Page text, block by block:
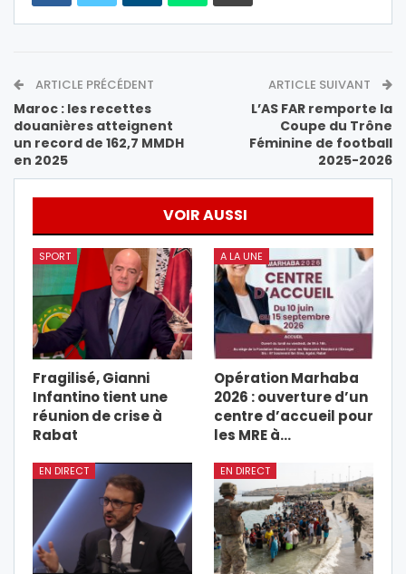
ARTICLE PRÉCÉDENT
Maroc : les recettes
douanières atteignent
un record de 162,7 MMDH
en 2025
ARTICLE SUIVANT
L’AS FAR remporte la
Coupe du Trône
Féminine de football
2025-2026
VOIR AUSSI
SPORT
Fragilisé, Gianni
Infantino tient une
réunion de crise à
Rabat
A LA UNE
Opération Marhaba
2026 : ouverture d’un
centre d’accueil pour
les MRE à…
EN DIRECT EN DIRECT